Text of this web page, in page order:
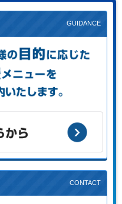
をご案内します。